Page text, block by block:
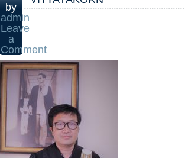
by
admin
Leave
a
Comment